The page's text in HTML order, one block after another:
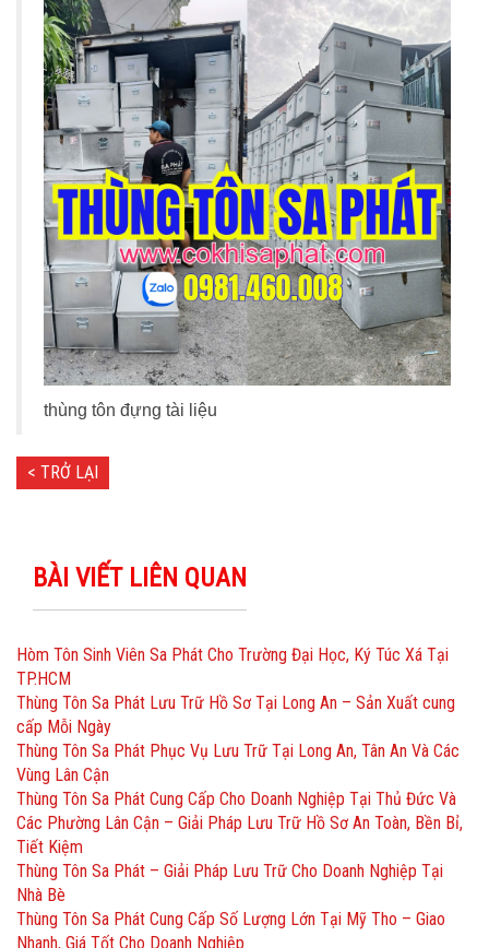
thùng tôn đựng tài liệu
< TRỞ LẠI
BÀI VIẾT LIÊN QUAN
Hòm Tôn Sinh Viên Sa Phát Cho Trường Đại Học, Ký Túc Xá Tại
TP.HCM
Thùng Tôn Sa Phát Lưu Trữ Hồ Sơ Tại Long An – Sản Xuất cung
cấp Mỗi Ngày
Thùng Tôn Sa Phát Phục Vụ Lưu Trữ Tại Long An, Tân An Và Các
Vùng Lân Cận
Thùng Tôn Sa Phát Cung Cấp Cho Doanh Nghiệp Tại Thủ Đức Và
Các Phường Lân Cận – Giải Pháp Lưu Trữ Hồ Sơ An Toàn, Bền Bỉ,
Tiết Kiệm
Thùng Tôn Sa Phát – Giải Pháp Lưu Trữ Cho Doanh Nghiệp Tại
Nhà Bè
Thùng Tôn Sa Phát Cung Cấp Số Lượng Lớn Tại Mỹ Tho – Giao
Nhanh, Giá Tốt Cho Doanh Nghiệp